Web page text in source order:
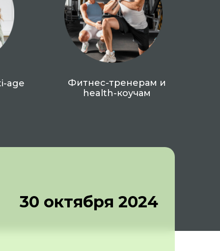
Фитнес-тренерам и
health-коучам
age
30 октября 2024